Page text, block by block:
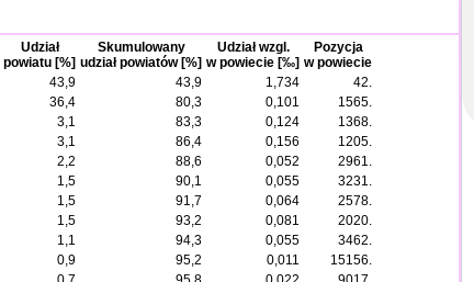
Udział
powiatu [%]
Skumulowany
udział powiatów [%]
Udział wzgl.
w powiecie [‰]
Pozycja
w powiecie
43,9 43,9 1,734
42.
36,4 80,3 0,101
1565.
3,1 83,3 0,124
1368.
3,1 86,4 0,156
1205.
2,2 88,6 0,052
2961.
1,5 90,1 0,055
3231.
1,5 91,7 0,064
2578.
1,5 93,2 0,081
2020.
1,1 94,3 0,055
3462.
0,9 95,2 0,011
15156.